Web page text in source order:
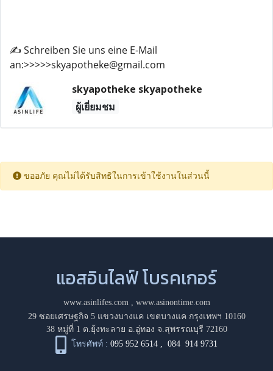
✍️ Schreiben Sie uns eine E-Mail
an:>>>>>skyapotheke@gmail.com
skyapotheke skyapotheke
ผู้เยี่ยมชม
ขออภัย คุณไม่ได้รับสิทธิในการเข้าใช้งานในส่วนนี้
แอสอินไลฟ์ โบรคเกอร์
www.asinlifes.com, www.asinontime.com
29 ซอยเศรษฐกิจ 5 แขวงบางแค เขตบางแค กรุงเทพฯ 10160
38 หมู่ที่ 1 ต.ยุ้งทะลาย อ.อู่ทอง จ.สุพรรณบุรี 72160
โทรศัพท์ : 095 952 6514 ,084 914 9731